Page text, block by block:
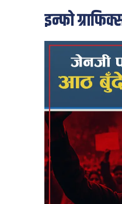
इन्फो